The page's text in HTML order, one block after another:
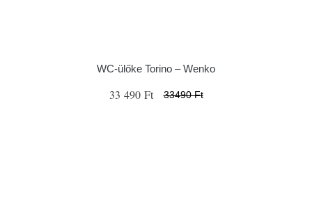
WC-ülőke Torino – Wenko
33 490 Ft 33490 Ft